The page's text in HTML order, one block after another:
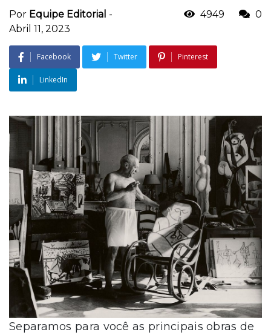
Por Equipe Editorial -
Abril 11, 2023
4949 0
Facebook Twitter Pinterest
LinkedIn
Separamos para você as principais obras de